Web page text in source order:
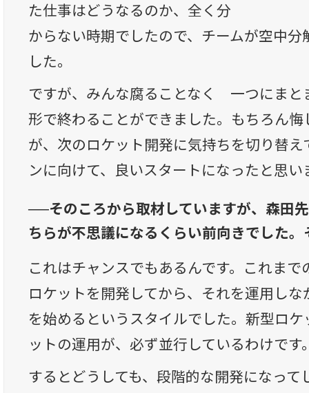
た仕事はどうなるのか、全く分
からない時期でしたので、チームが空中
した。
ですが、みんな腐ることなく 一つにまと
形で終わることができました。もちろん
が、次のロケット開発に気持ちを切り替
ンに向けて、良いスタートになったと思い
──そのころから取材していますが、森田
ちらが不思議になるくらい前向きでした
これはチャンスでもあるんです。これま
ロケットを開発してから、それを運用し
を始めるというスタイルでした。新型ロ
ットの運用が、必ず並行しているわけです
するとどうしても、段階的な開発になって